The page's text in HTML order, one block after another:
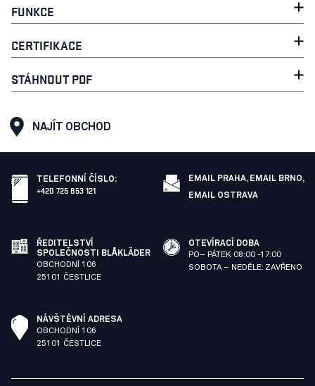
FUNKCE
CERTIFIKACE
STÁHNOUT PDF
NAJÍT OBCHOD
TELEFONNÍ ČÍSLO:
+420 725 853 121
EMAIL PRAHA, EMAIL BRNO,
EMAIL OSTRAVA
ŘEDITELSTVÍ
SPOLEČNOSTI BLÅKLÄDER
OBCHODNÍ 106
25101 ČESTLICE
OTEVÍRACÍ DOBA
PO– PÁTEK 08:00 -17:00
SOBOTA – NEDĚLE: ZAVŘENO
NÁVŠTĚVNÍ ADRESA
OBCHODNÍ 106
25101 ČESTLICE